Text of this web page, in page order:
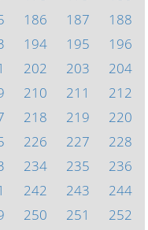
186 187
188
194 195
196
202 203
204
210 211
212
218 219
220
226 227
228
234 235
236
242 243
244
250 251
252